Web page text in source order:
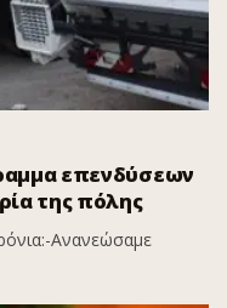
επενδύσεων
της πόλης
Ανανεώσαμε